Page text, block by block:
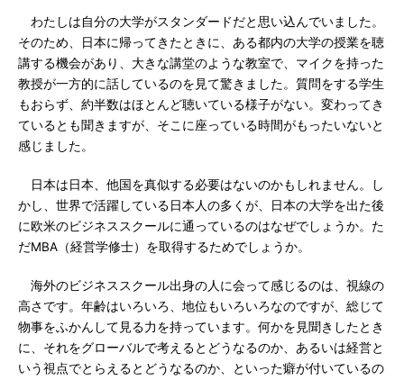
わたしは自分の大学がスタンダードだと思い込んでいました。
そのため、日本に帰ってきたときに、ある都内の大学の授業を聴
講する機会があり、大きな講堂のような教室で、マイクを持った
教授が一方的に話しているのを見て驚きました。質問をする学生
もおらず、約半数はほとんど聴いている様子がない。変わってき
ているとも聞きますが、そこに座っている時間がもったいないと
感じました。
日本は日本、他国を真似する必要はないのかもしれません。し
かし、世界で活躍している日本人の多くが、日本の大学を出た後
に欧米のビジネススクールに通っているのはなぜでしょうか。た
だMBA（経営学修士）を取得するためでしょうか。
海外のビジネススクール出身の人に会って感じるのは、視線の
高さです。年齢はいろいろ、地位もいろいろなのですが、総じて
物事をふかんして見る力を持っています。何かを見聞きしたとき
に、それをグローバルで考えるとどうなるのか、あるいは経営と
いう視点でとらえるとどうなるのか、といった癖が付いているの